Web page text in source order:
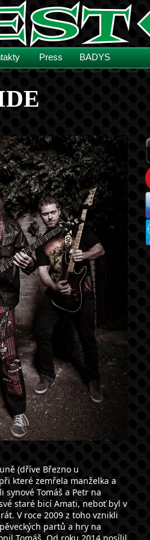
Press BADYS
(dříve Březno u
které zemřela manželka a
Tomáš a Petr na
staré bicí Amati, neboť byl v
V roce 2009 z toho vznikli
partů a hry na